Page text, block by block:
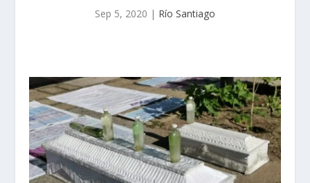
Sep 5, 2020 | Río Santiago